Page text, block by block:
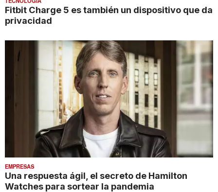
Fitbit Charge 5 es también un dispositivo que da
privacidad
EMPRESAS
Una respuesta ágil, el secreto de Hamilton
Watches para sortear la pandemia